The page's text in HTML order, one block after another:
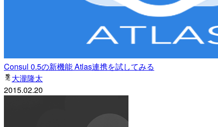
Consul 0.5の新機能 Atlas連携を試してみる
大瀧隆太
2015.02.20